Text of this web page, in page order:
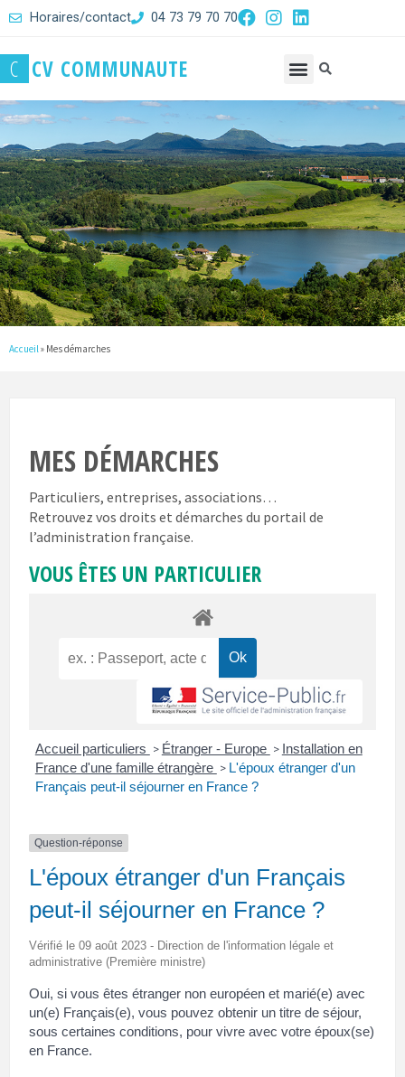
Horaires/contact 04 73 79 70 70
C CV COMMUNAUTE
Accueil » Mes démarches
MES DÉMARCHES
Particuliers, entreprises, associations…
Retrouvez vos droits et démarches du portail de
l’administration française.
VOUS ÊTES UN PARTICULIER
Accueil particuliers > Étranger - Europe > Installation en
France d'une famille étrangère > L'époux étranger d'un
Français peut-il séjourner en France ?
Question-réponse
L'époux étranger d'un Français
peut-il séjourner en France ?
Vérifié le 09 août 2023 - Direction de l'information légale et
administrative (Première ministre)
Oui, si vous êtes étranger non européen et marié(e) avec
un(e) Français(e), vous pouvez obtenir un titre de séjour,
sous certaines conditions, pour vivre avec votre époux(se)
en France.